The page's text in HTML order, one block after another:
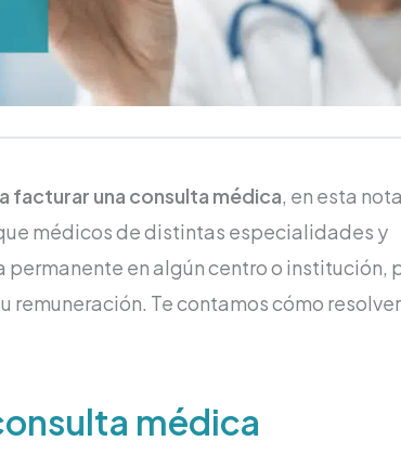
facturar una consulta médica, en esta
médicos de distintas especialidades y
en algún centro o institución,
Te contamos cómo resolver
médica